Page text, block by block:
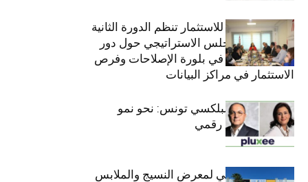
الهيئة التونسية للاستثمار تنظم الدورة الثانية
والعشرين للمجلس الاستراتيجي حول دور
القطاع الخاص في بلورة الإصلاحات وفرص
الاستثمار في مراكز البيانات
قيادة مزدوجة لبلكسي تونس: نحو نمو
متسارع وتحول رقمي
الافتتاح الرسمي لمعرض النسيج والملابس